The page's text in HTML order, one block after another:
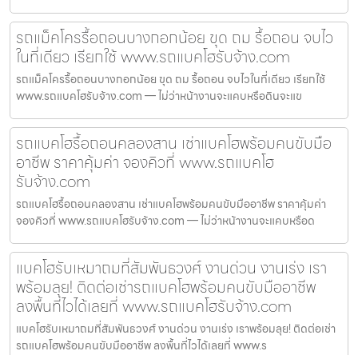
รถแม็คโครรื้อถอนบางกอกน้อย ขุด ถม รื้อถอน จบไว
ในที่เดียว เรียกใช้ www.รถแบคโฮรับจ้าง.com
รถแม็คโครรื้อถอนบางกอกน้อย ขุด ถม รื้อถอน จบไวในที่เดียว เรียกใช้
www.รถแบคโฮรับจ้าง.com — ไม่ว่าหน้างานจะแคบหรือดินจะแข
รถแบคโฮรื้อถอนคลองสาน เช่าแบคโฮพร้อมคนขับมือ
อาชีพ ราคาคุ้มค่า จองคิวที่ www.รถแบคโฮ
รับจ้าง.com
รถแบคโฮรื้อถอนคลองสาน เช่าแบคโฮพร้อมคนขับมืออาชีพ ราคาคุ้มค่า
จองคิวที่ www.รถแบคโฮรับจ้าง.com — ไม่ว่าหน้างานจะแคบหรือด
แบคโฮรับเหมาถมที่สัมพันธวงศ์ งานด่วน งานเร่ง เรา
พร้อมลุย! ติดต่อเช่ารถแบคโฮพร้อมคนขับมืออาชีพ
ลงพื้นที่ไวได้เลยที่ www.รถแบคโฮรับจ้าง.com
แบคโฮรับเหมาถมที่สัมพันธวงศ์ งานด่วน งานเร่ง เราพร้อมลุย! ติดต่อเช่า
รถแบคโฮพร้อมคนขับมืออาชีพ ลงพื้นที่ไวได้เลยที่ www.ร